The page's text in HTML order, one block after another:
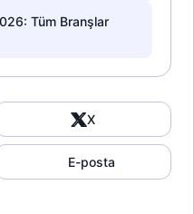
Tüm Branşlar
X
E-posta